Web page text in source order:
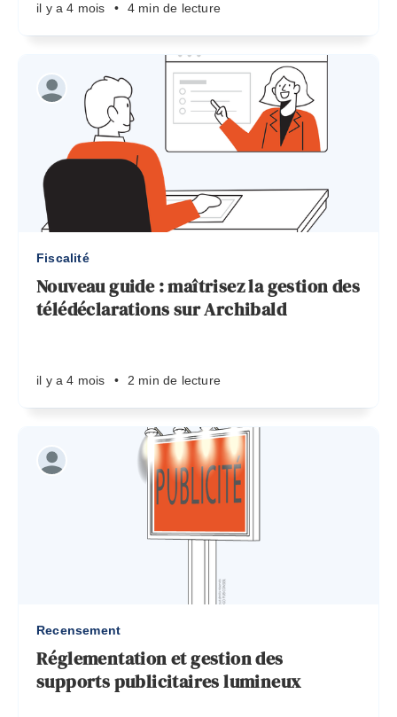
il y a 4 mois • 4 min de lecture
Fiscalité
Nouveau guide : maîtrisez la gestion des
télédéclarations sur Archibald
il y a 4 mois • 2 min de lecture
Recensement
Réglementation et gestion des
supports publicitaires lumineux